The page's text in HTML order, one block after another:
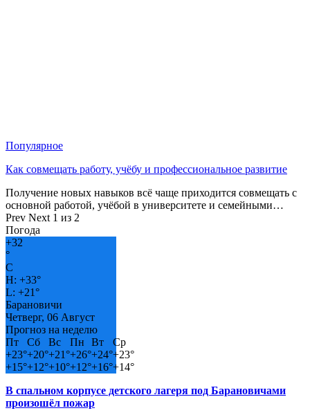
Популярное
Как совмещать работу, учёбу и профессиональное развитие
Получение новых навыков всё чаще приходится совмещать с
основной работой, учёбой в университете и семейными…
Prev Next 1 из 2
Погода
+32
°
C
H: +33°
L: +21°
Барановичи
Четверг, 06 Август
Прогноз на неделю
Пт
Сб Вс Пн Вт
Ср
+23°+20°+21°+26°+24°+23°
+15°+12°+10°+12°+16°+14°
В спальном корпусе детского лагеря под Барановичами
произошёл пожар